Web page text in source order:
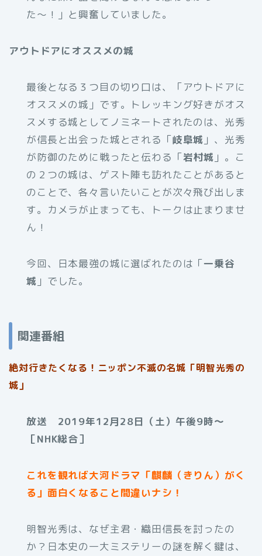
た〜！」と興奮していました。
アウトドアにオススメの城
最後となる３つ目の切り口は、「アウトドアに
オススメの城」です。トレッキング好きがオス
スメする城としてノミネートされたのは、光秀
が信長と出会った城とされる「岐阜城 」、光秀
が防御のために戦ったと伝わる「岩村城 」。こ
の２つの城は、ゲスト陣も訪れたことがあると
のことで、各々言いたいことが次々飛び出しま
す。カメラが止まっても、トークは止まりませ
ん！
今回、日本最強の城に選ばれたのは「一乗谷
城 」でした。
関連番組
絶対行きたくなる！ニッポン不滅の名城「明智光秀の
城」
放送 2019年12月28日（土）午後9時〜
［NHK総合］
これを観れば大河ドラマ「麒麟（きりん）がく
る」面白くなること間違いナシ！
明智光秀は、なぜ主君・織田信長を討ったの
か？日本史の一大ミステリーの謎を解く鍵は、